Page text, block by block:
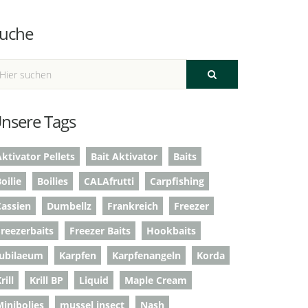
Tags
Pellets Bait Aktivator
Baits
Boilies CALAfrutti
Carpfishing
Dumbellz Frankreich
Freezer
Freezer Baits
Hookbaits
Karpfen Karpfenangeln
Korda
Krill BP Liquid
Maple Cream
mussel insect
Nash